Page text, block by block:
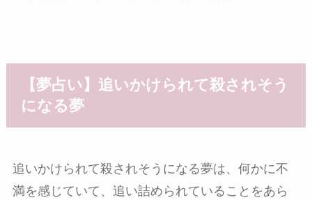
【夢占い】追いかけられて殺されそう
になる夢
追いかけられて殺されそうになる夢は、何かに不
満を感じていて、追い詰められていることをあら